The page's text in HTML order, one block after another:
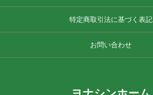
特定商取引法に基づく表記
お問い合わせ